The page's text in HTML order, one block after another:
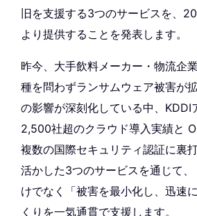
旧を支援する3つのサービスを、
より提供することを発表します。
昨今、大手飲料メーカー・物流企
種を問わずランサムウェア被害が
の影響が深刻化している中、KDDI
2,500社超のクラウド導入実績と
複数の国際セキュリティ認証に裏
活かした3つのサービスを通じて
けでなく「被害を最小化し、迅速
くりを一気通貫で支援します。